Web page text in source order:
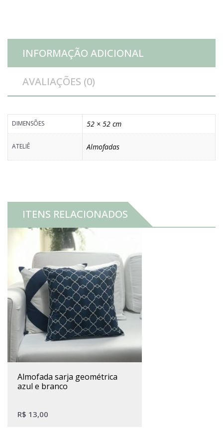
INFORMAÇÃO ADICIONAL
AVALIAÇÕES (0)
DIMENSÕES 52 × 52 cm
ATELIÊ Almofadas
ITENS RELACIONADOS
almofada sarja geométrica
azul e branco
R$ 13,00